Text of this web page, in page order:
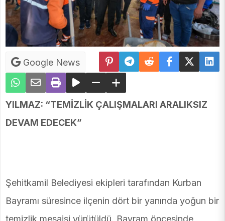
Google News
YILMAZ: “TEMİZLİK ÇALIŞMALARI ARALIKSIZ
DEVAM EDECEK”
Şehitkamil Belediyesi ekipleri tarafından Kurban
Bayramı süresince ilçenin dört bir yanında yoğun bir